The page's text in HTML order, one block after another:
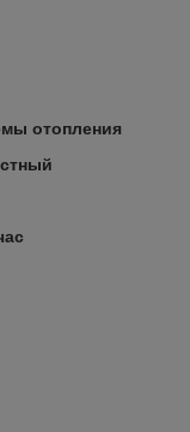
отопления